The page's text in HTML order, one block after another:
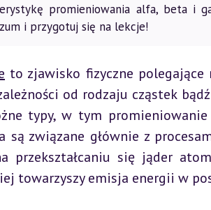
promieniowania alfa, beta i
i przygotuj się na lekcje!
to zjawisko fizyczne
od rodzaju cząstek
typy, w tym
są związane głównie z
przekształcaniu się jąder
towarzyszy emisja energii w